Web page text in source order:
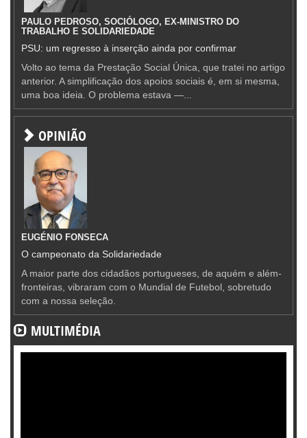
PAULO PEDROSO, SOCIÓLOGO, EX-MINISTRO DO
TRABALHO E SOLIDARIEDADE
PSU: um regresso à inserção ainda por confirmar
Volto ao tema da Prestação Social Única, que tratei no artigo
anterior. A simplificação dos apoios sociais é, em si mesma,
uma boa ideia. O problema estava —...
OPINIÃO
EUGÉNIO FONSECA
O campeonato da Solidariedade
A maior parte dos cidadãos portugueses, de aquém e além-
fronteiras, vibraram com o Mundial de Futebol, sobretudo
com a nossa seleção.
MULTIMÉDIA